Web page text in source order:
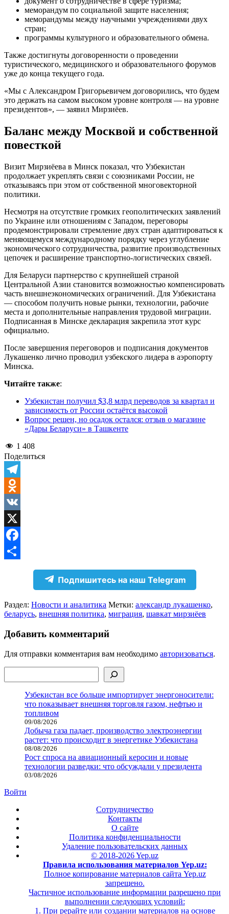
меморандум по социальной защите населения;
меморандумы между научными учреждениями двух
стран;
программы культурного и образовательного обмена.
Также достигнуты договоренности о проведении
туристического, медицинского и образовательного форумов
уже до конца текущего года.
«Мы с Александром Григорьевичем договорились, что будем
это держать на самом высоком уровне контроля — на уровне
президентов», — заявил Мирзиёев.
Баланс между Москвой и собственной
повесткой
Визит Мирзиёева в Минск показал, что Узбекистан
продолжает укреплять связи с союзниками России, не
отказываясь при этом от собственной многовекторной
политики.
Несмотря на отсутствие громких геополитических заявлений
по Украине или отношениям с Западом, переговоры
продемонстрировали стремление двух стран адаптироваться к
меняющемуся международному порядку через углубление
экономического сотрудничества, развитие производственных
цепочек и расширение транспортно-логистических связей.
Для Беларуси партнерство с крупнейшей страной
Центральной Азии становится возможностью компенсировать
часть внешнеэкономических ограничений. Для Узбекистана
— способом получить новые рынки, технологии, рабочие
места и дополнительные направления трудовой миграции.
Подписанная в Минске декларация закрепила этот курс
официально.
После завершения переговоров и подписания документов
Лукашенко лично проводил узбекского лидера в аэропорту
Минска.
Читайте также:
Узбекистан получил $3,8 млрд переводов за квартал и
зависимость от России остаётся высокой
Вопрос решен, но осадок остался: отзыв о магазине
«Дары Беларуси» в Ташкенте
1 408
Поделиться
Telegram
Odnoklassniki
VK
X
Facebook
Отправить
Подпишитесь на наш Telegram
Раздел: Новости и аналитика Метки: александр лукашенко,
беларусь, внешняя политика, миграция, шавкат мирзиёев
Добавить комментарий
Для отправки комментария вам необходимо авторизоваться.
Узбекистан все больше импортирует энергоносители:
что показывает внешняя торговля газом, нефтью и
топливом
09/08/2026
Добыча газа падает, производство электроэнергии
растет: что происходит в энергетике Узбекистана
08/08/2026
Рост спроса на авиационный керосин и новые
технологии разведки: что обсуждали у президента
03/08/2026
Войти
Сотрудничество
Контакты
О сайте
Политика конфиденциальности
Удаление пользовательских данных
© 2018-2026 Yep.uz
Правила использования материалов Yep.uz:
Полное копирование материалов сайта Yep.uz
запрещено.
Частичное использование информации разрешено при
выполнении следующих условий:
1. При рерайте или создании материалов на основе